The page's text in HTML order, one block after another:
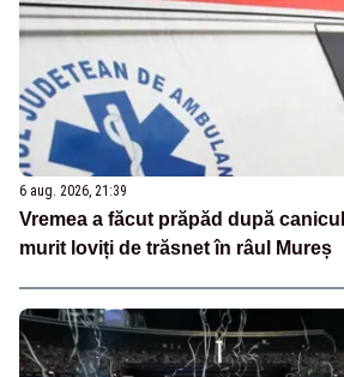
6 aug. 2026, 21:39
Vremea a făcut prăpăd după
murit loviți de trăsnet în râul Mureș